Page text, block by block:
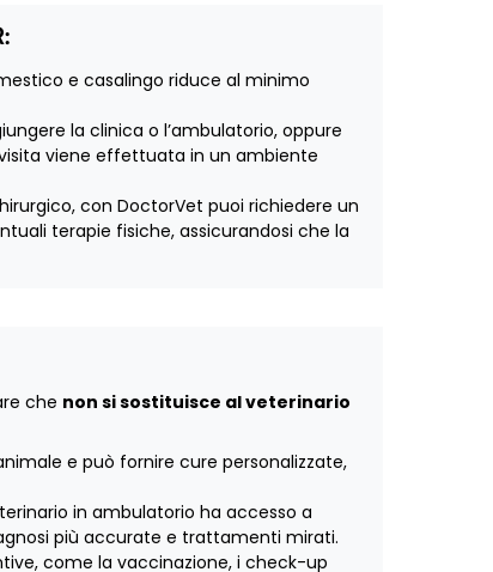
e casalingo riduce al minimo
la clinica o l’ambulatorio, oppure
viene effettuata in un ambiente
con DoctorVet puoi richiedere un
terapie fisiche, assicurandosi che la
che non si sostituisce al veterinario
e può fornire cure personalizzate,
in ambulatorio ha accesso a
più accurate e trattamenti mirati.
come la vaccinazione, i check-up